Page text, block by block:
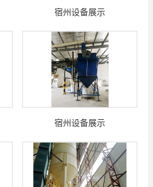
宿州设备展示
宿州设备展示